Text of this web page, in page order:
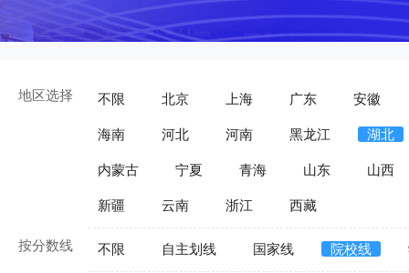
地区选择 不限 北京 上海 广东 安徽
海南 河北 河南 黑龙江 湖北
内蒙古 宁夏 青海 山东 山西
新疆 云南 浙江 西藏
按分数线 不限 自主划线 国家线 院校线